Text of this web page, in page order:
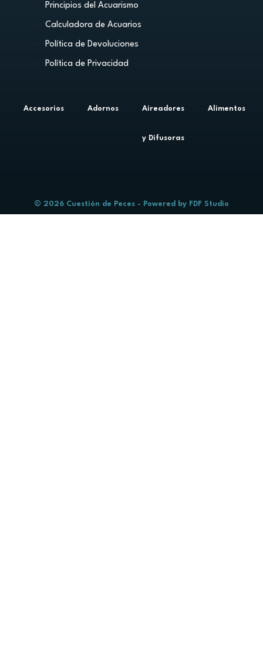
Principios del Acuarismo
Calculadora de Acuarios
Política de Devoluciones
Política de Privacidad
Accesorios Adornos Aireadores
y Difusoras
Alimentos
© 2026 Cuestión de Peces - Powered by FDF Studio